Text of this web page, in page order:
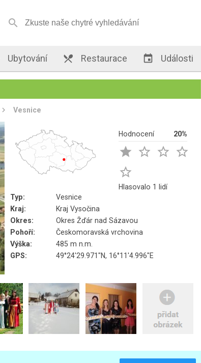

Ubytování  Restaurace  Události
Vesnice
Hodnocení 20%
   

Hlasovalo 1 lidí
Typ:
Vesnice
Kraj:
Kraj Vysočina
Okres:
Okres Žďár nad Sázavou
Pohoří:
Českomoravská vrchovina
Výška:
485 m n.m.
GPS:
49°24'29.971"N, 16°11'4.996"E